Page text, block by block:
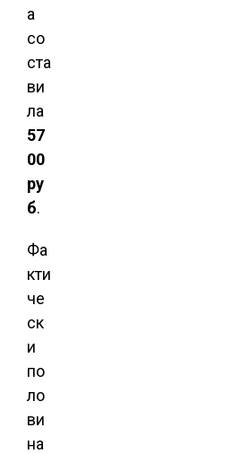
а
со
ста
ви
ла
57
00
ру
б.
Фа
кти
че
ск
и
по
ло
ви
на